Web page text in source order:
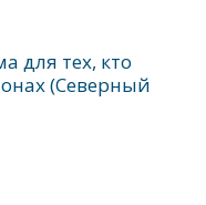
для тех, кто
(Северный